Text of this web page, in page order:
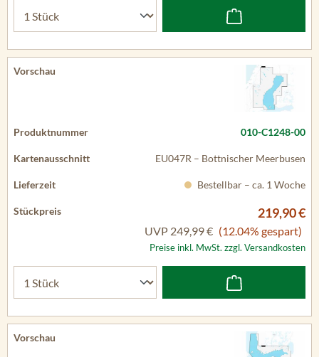
010-C1248-00
EU047R – Bottnischer Meerbusen
Bestellbar – ca. 1 Woche
219,90 €
UVP 249,99 € (12.04% gespart)
Preise inkl. MwSt. zzgl. Versandkosten